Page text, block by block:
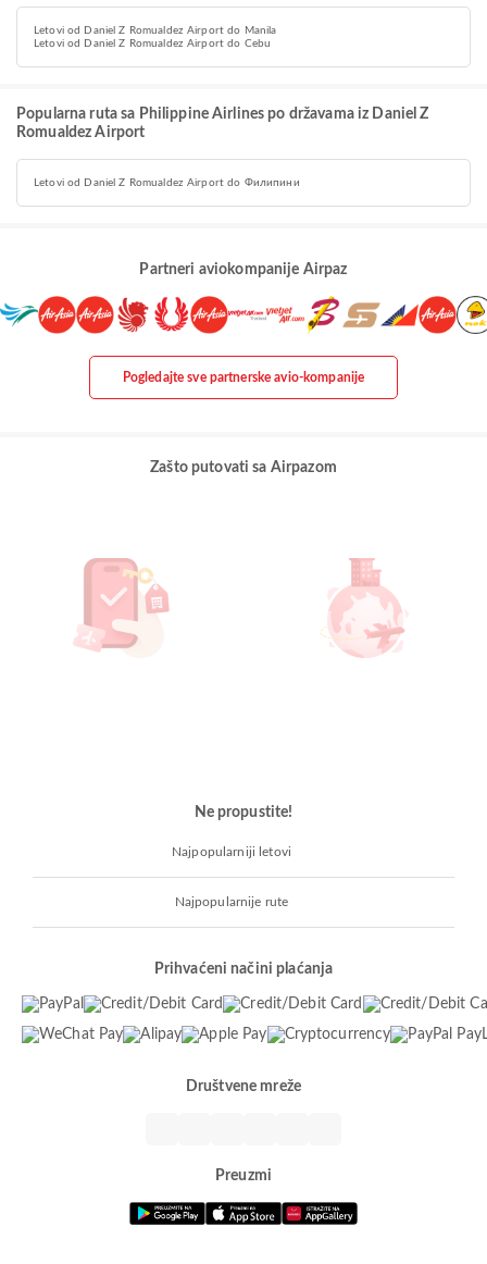
Letovi od Daniel Z Romualdez Airport do Manila
Letovi od Daniel Z Romualdez Airport do Cebu
Popularna ruta sa Philippine Airlines po državama iz Daniel Z
Romualdez Airport
Letovi od Daniel Z Romualdez Airport do Филипини
Partneri aviokompanije Airpaz
Pogledajte sve partnerske avio-kompanije
Zašto putovati sa Airpazom
Ne propustite!
Najpopularniji letovi
Najpopularnije rute
Prihvaćeni načini plaćanja
Društvene mreže
Preuzmi